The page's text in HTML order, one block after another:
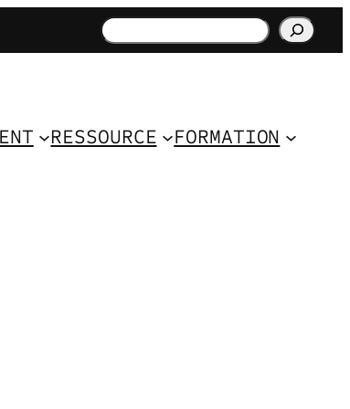
Rechercher
RESSOURCE FORMATION